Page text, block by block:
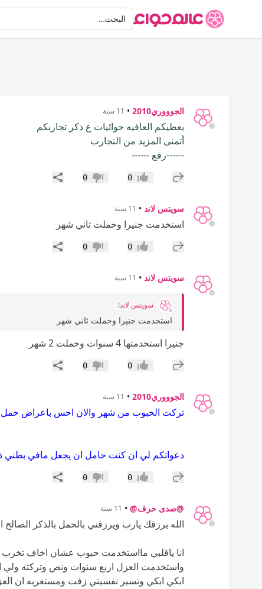
البحثالبحث…
الجوووري2010 • 11 سنة
يعطيكم العافيه حوائيات ع ذكر تجاربكم
أتمنى المزيد من التجارب
------رفع ------
إضافة رد جديد
إعجاب0 عدم إعجاب
0 مشاركة
سويتس لاند • 11 سنة
استخدمت جنيرا وحملت ثاني شهر
إضافة رد جديد
إعجاب0 عدم إعجاب
0 مشاركة
سويتس لاند • 11 سنة
سويتس لاند:
استخدمت جنيرا وحملت ثاني شهر
جنيرا استخدمتها 4 سنوات وحملت 2 شهر
إضافة رد جديد
إعجاب0 عدم إعجاب
0 مشاركة
الجوووري2010 • 11 سنة
تركت الحبوب من شهر والان احس باعراض حمل
دعواتكم لي ان كنت حامل ان يجعل مافي بطني
إضافة رد جديد
إعجاب0 عدم إعجاب
0 مشاركة
@صدى حرف@ • 11 سنة
الله يرزقك يارب ويرزقني بالحمل بالذكر الصالح
انا ياقلبي مااستخدمت حبوب عشان اخاف تخرب
واستخدمت العزل اربع سنوات ونص وتركته
ابكي ابكي وتسير نفسيتي زفت ومستغربه ان